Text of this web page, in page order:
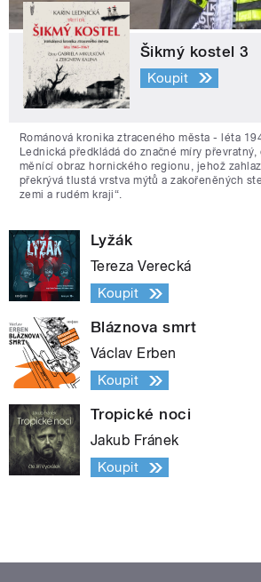
Šikmý kostel 3
Koupit
Románová kronika ztraceného města - léta
Lednická předkládá do značné míry převratný,
měnící obraz hornického regionu, jehož
překrývá tlustá vrstva mýtů a zakořeněných
zemi a rudém kraji“.
Lyžák
Tereza Verecká
Koupit
Bláznova smrt
Václav Erben
Koupit
Tropické noci
Jakub Fránek
Koupit